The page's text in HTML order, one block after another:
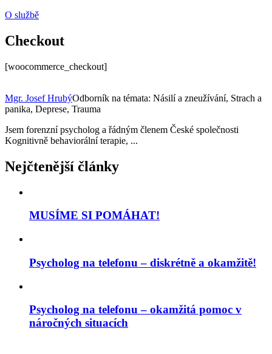
O službě
Checkout
[woocommerce_checkout]
Mgr. Josef HrubýOdborník na témata: Násilí a zneužívání, Strach a
panika, Deprese, Trauma
Jsem forenzní psycholog a řádným členem České společnosti
Kognitivně behaviorální terapie, ...
Nejčtenější články
MUSÍME SI POMÁHAT!
Psycholog na telefonu – diskrétně a okamžitě!
Psycholog na telefonu – okamžitá pomoc v
náročných situacích